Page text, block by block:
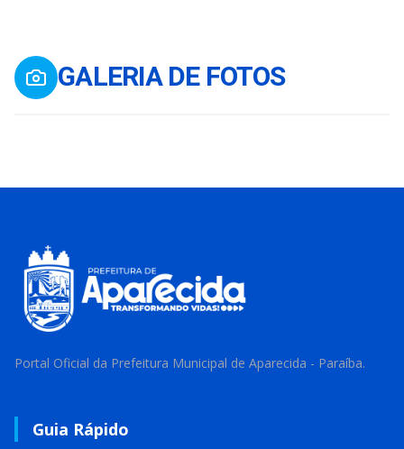
GALERIA DE FOTOS
Portal Oficial da Prefeitura Municipal de Aparecida - Paraíba.
Guia Rápido